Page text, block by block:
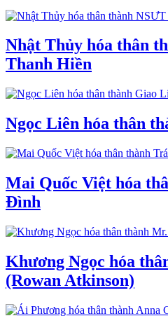
Nhật Thủy hóa thân
Thanh Hiền
Ngọc Liên hóa thân
Mai Quốc Việt hóa
Đình
Khương Ngọc hóa
(Rowan Atkinson)